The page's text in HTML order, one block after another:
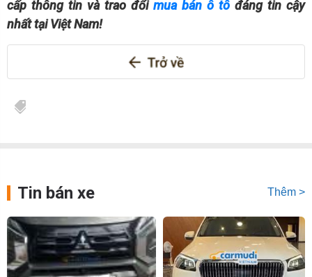
cấp thông tin và trao đổi mua bán ô tô đáng tin cậy
nhất tại Việt Nam!
Tin bán xe Thêm >